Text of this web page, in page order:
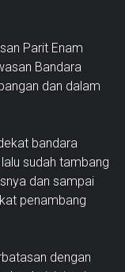
Parit Enam
Bandara
dan dalam
bandara
sudah tambang
dan sampai
penambang
dengan